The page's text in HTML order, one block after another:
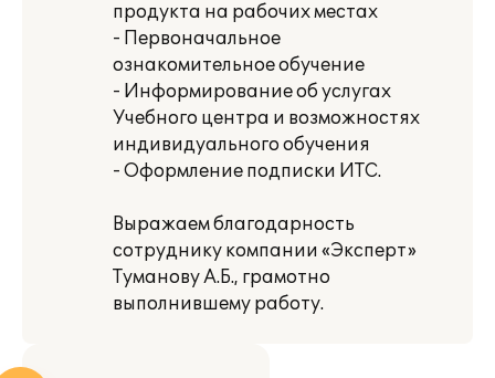
продукта на рабочих местах
- Первоначальное
ознакомительное обучение
- Информирование об услугах
Учебного центра и возможностях
индивидуального обучения
- Оформление подписки ИТС.
Выражаем благодарность
сотруднику компании «Эксперт»
Туманову А.Б., грамотно
выполнившему работу.